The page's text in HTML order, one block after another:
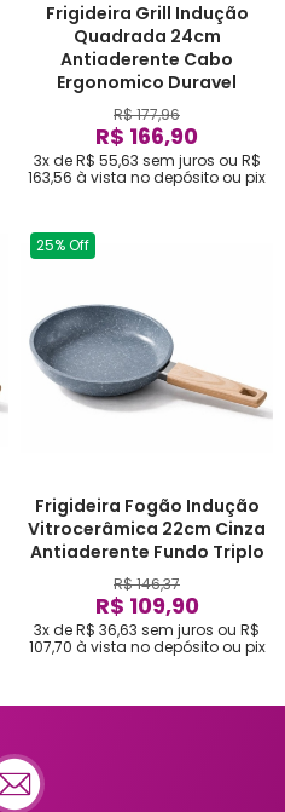
Frigideira Grill Indução
Quadrada 24cm
Antiaderente Cabo
Ergonomico Duravel
R$ 177,96
R$ 166,90
3x de R$ 55,63 sem juros ou R$
163,56 à vista no depósito ou pix
25% Off
Frigideira Fogão Indução
Vitrocerâmica 22cm Cinza
Antiaderente Fundo Triplo
R$ 146,37
R$ 109,90
3x de R$ 36,63 sem juros ou R$
107,70 à vista no depósito ou pix